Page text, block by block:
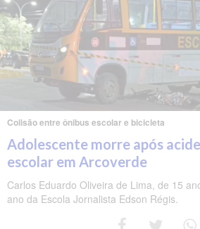
Colisão entre ônibus escolar e bicicleta
Adolescente morre após
escolar em Arcoverde
Carlos Eduardo Oliveira de Lima, de 15
ano da Escola Jornalista Edson Régis.